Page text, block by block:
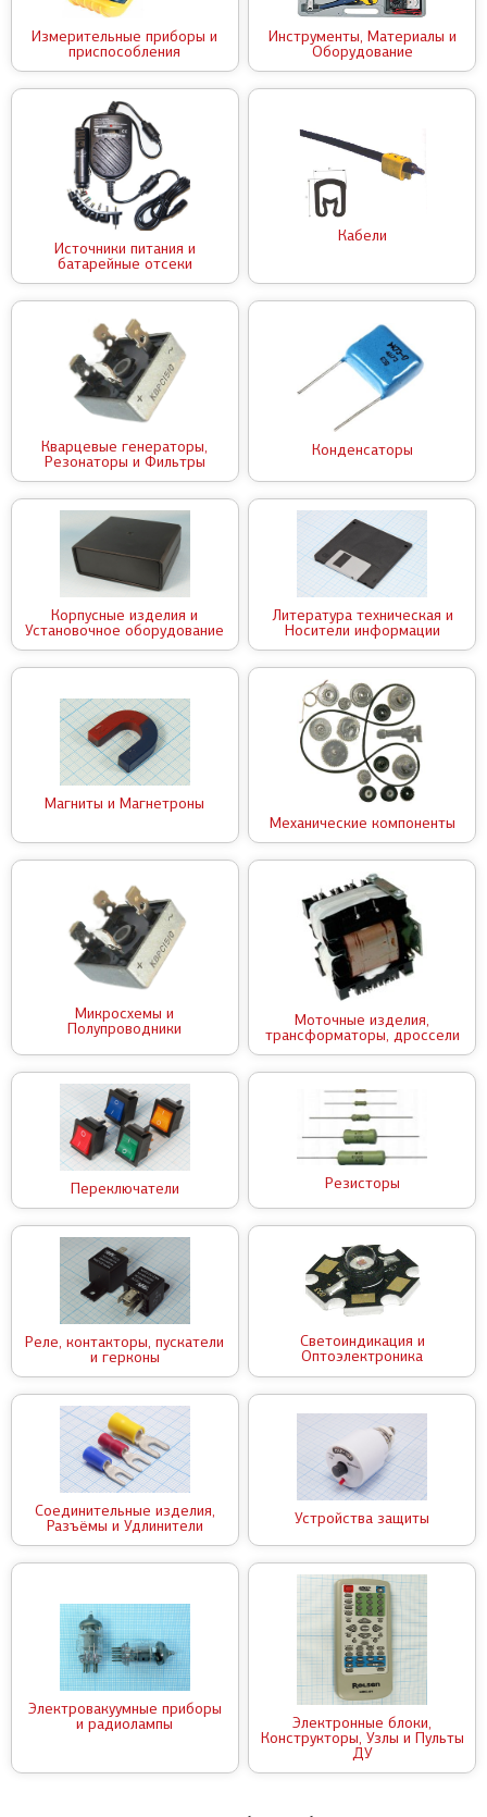
Измерительные приборы и
приспособления
Инструменты, Материалы и
Оборудование
Источники питания и
батарейные отсеки
Кабели
Кварцевые генераторы,
Резонаторы и Фильтры
Конденсаторы
Корпусные изделия и
Установочное оборудование
Литература техническая и
Носители информации
Магниты и Магнетроны
Механические компоненты
Микросхемы и
Полупроводники
Моточные изделия,
трансформаторы, дроссели
Переключатели Резисторы
Реле, контакторы, пускатели
и герконы
Светоиндикация и
Оптоэлектроника
Соединительные изделия,
Разъёмы и Удлинители
Устройства защиты
Электровакуумные приборы
и радиолампы
Электронные блоки,
Конструкторы, Узлы и Пульты
ДУ